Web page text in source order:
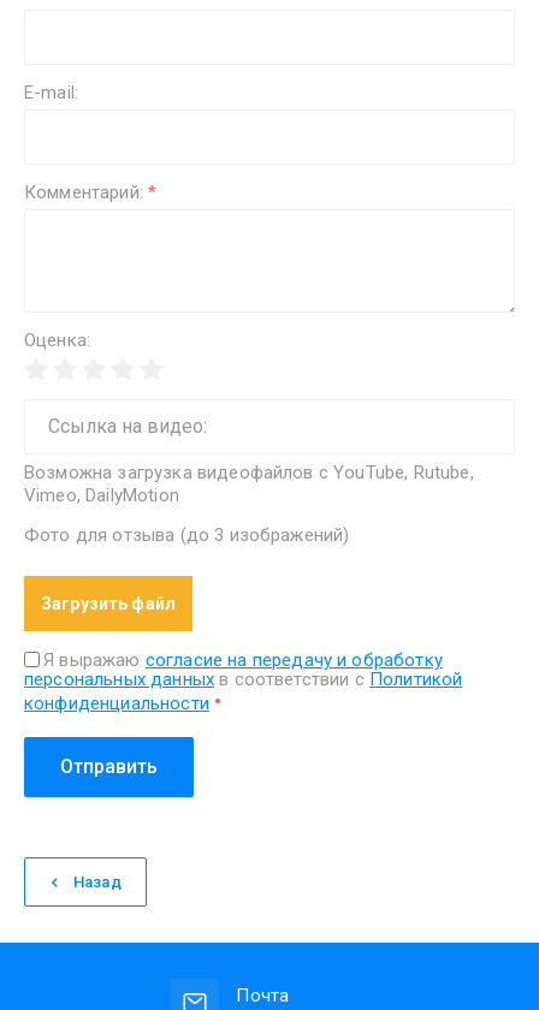
E-mail:
Комментарий:*
Оценка:
Возможна загрузка видеофайлов с YouTube, Rutube,
Vimeo, DailyMotion
Фото для отзыва (до 3 изображений)
Загрузить файл
Я выражаю согласие на передачу и обработку
персональных данных в соответствии с Политикой
конфиденциальности
Отправить
Назад
Почта